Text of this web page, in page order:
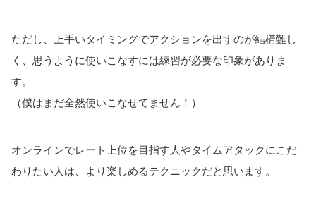
ただし、上手いタイミングでアクションを出すのが結構難し
く、思うように使いこなすには練習が必要な印象がありま
す。
（僕はまだ全然使いこなせてません！）
オンラインでレート上位を目指す人やタイムアタックにこだ
わりたい人は、より楽しめるテクニックだと思います。